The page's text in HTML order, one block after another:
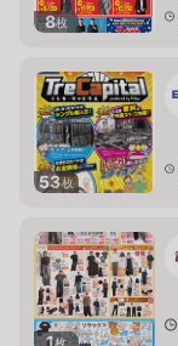
8枚
53枚
1枚